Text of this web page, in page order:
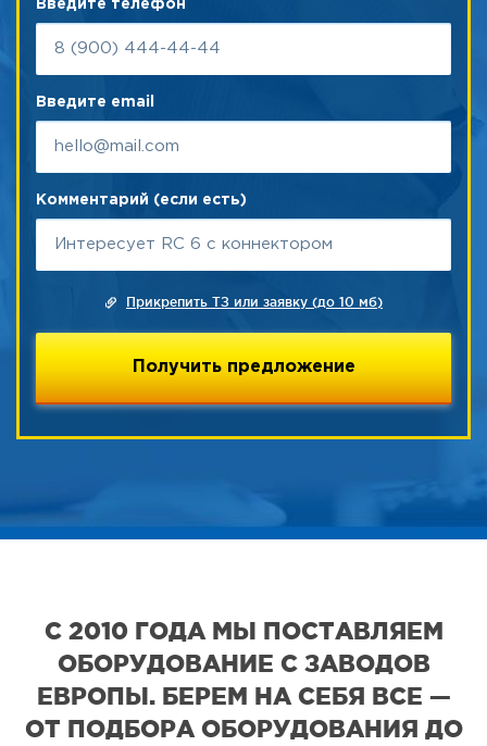
Введите телефон
Введите email
Комментарий (если есть)
Прикрепить ТЗ или заявку (до 10 мб)
С 2010 ГОДА МЫ ПОСТАВЛЯЕМ
ОБОРУДОВАНИЕ С ЗАВОДОВ
ЕВРОПЫ. БЕРЕМ НА СЕБЯ ВСЕ —
ОТ ПОДБОРА ОБОРУДОВАНИЯ ДО